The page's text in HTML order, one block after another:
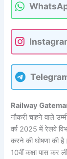
Railway
नौकरी चाहने वाले
वर्ष 2025 में रेलवे
करने की घोषणा की
10वीं कक्षा पास कर